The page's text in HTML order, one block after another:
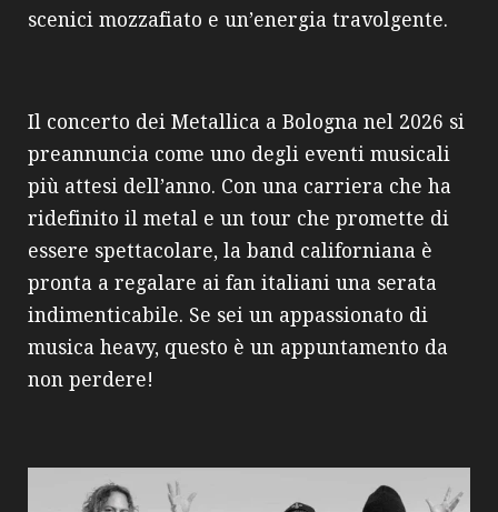
scenici mozzafiato e un’energia travolgente.
Il concerto dei Metallica a Bologna nel 2026 si
preannuncia come uno degli eventi musicali
più attesi dell’anno. Con una carriera che ha
ridefinito il metal e un tour che promette di
essere spettacolare, la band californiana è
pronta a regalare ai fan italiani una serata
indimenticabile. Se sei un appassionato di
musica heavy, questo è un appuntamento da
non perdere!